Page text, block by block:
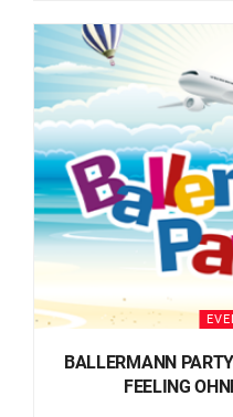
BALLERMANN
FEELING